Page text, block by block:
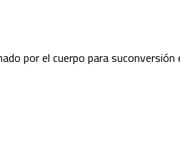
por el cuerpo para